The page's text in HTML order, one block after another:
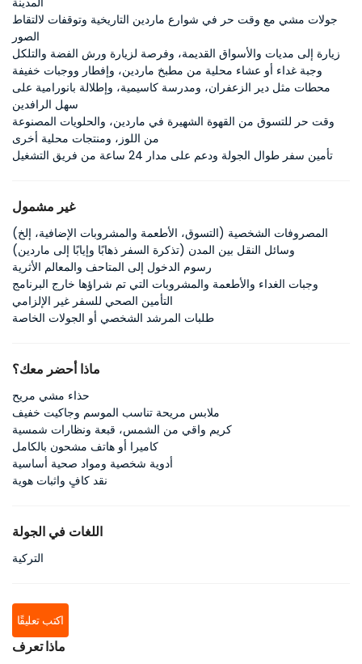
جولات مشي مع وقت حر في شوارع ماردين التاريخية وتوقفات لالتقاط
الصور
زيارة إلى مديات والأسواق القديمة، وفرصة لزيارة ورش الفضة والتلكل
وجبة غداء أو عشاء محلية من مطبخ ماردين، وإفطار ووجبات خفيفة
محطات مثل دير الزعفران، ومدرسة كاسيمية، وإطلالة بانورامية على
سهل الرافدين
وقت حر للتسوق من القهوة الشهيرة في ماردين، والحلويات المصنوعة
من اللوز، ومنتجات محلية أخرى
تأمين سفر طوال الجولة ودعم على مدار 24 ساعة من فريق التشغيل
غير مشمول
المصروفات الشخصية (التسوق، الأطعمة والمشروبات الإضافية، إلخ)
وسائل النقل بين المدن (تذكرة السفر ذهابًا وإيابًا إلى ماردين)
رسوم الدخول إلى المتاحف والمعالم الأثرية
وجبات الغداء والأطعمة والمشروبات التي تم شراؤها خارج البرنامج
التأمين الصحي للسفر غير الإلزامي
طلبات المرشد الشخصي أو الجولات الخاصة
ماذا أحضر معك؟
حذاء مشي مريح
ملابس مريحة تناسب الموسم وجاكيت خفيف
كريم واقي من الشمس، قبعة ونظارات شمسية
كاميرا أو هاتف مشحون بالكامل
أدوية شخصية ومواد صحية أساسية
نقد كافٍ واثبات هوية
اللغات في الجولة
التركية
اكتب تعليقًا
ماذا تعرف